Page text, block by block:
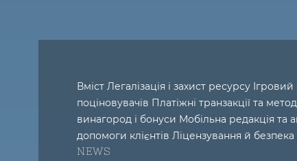
Вміст Легалізація і захист ресурсу
поціновувачів Платіжні транзакції та
винагород і бонуси Мобільна редакція та
допомоги клієнтів Ліцензування й
NEWS